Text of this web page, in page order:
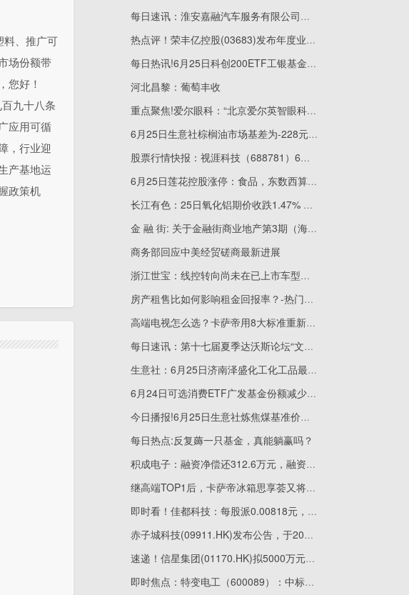
料、推广可
场份额带
您好！
九十八条
应用可循
，行业迎
产基地运
政策机
每日速讯：淮安嘉融汽车服务有限公司成立 注册资本50万人民币
热点评！荣丰亿控股(03683)发布年度业绩 股东应占亏损604.7万美元 同比收窄41.72%
每日热讯!6月25日科创200ETF工银基金份额减少300万份，重仓股长光华芯、腾景科技、炬光科技
河北昌黎：葡萄丰收
重点聚焦!爱尔眼科：“北京爱尔英智眼科医院迁址扩建项目”延期一年
6月25日生意社棕榈油市场基差为-228元/吨_速看
股票行情快报：视涯科技（688781）6月25日主力资金净卖出2256.08万元
6月25日莲花控股涨停：食品，东数西算/算力，OpenClaw概念概念热股
长江有色：25日氧化铝期价收跌1.47% 下游采购谨慎-热点评
金 融 街: 关于金融街商业地产第3期（海伦中心）资产支持专项计划成立的公告
商务部回应中美经贸磋商最新进展
浙江世宝：线控转向尚未在已上市车型中广泛应用
房产租售比如何影响租金回报率？-热门看点
高端电视怎么选？卡萨帝用8大标准重新定义好电视
每日速讯：第十七届夏季达沃斯论坛“文化之夜”精彩绽放
生意社：6月25日济南泽盛化工化工品最新价格_即时
6月24日可选消费ETF广发基金份额减少200万份，重仓股美的集团、比亚迪、格力电器
今日播报!6月25日生意社炼焦煤基准价为1911.25元/吨
每日热点:反复薅一只基金，真能躺赢吗？
积成电子：融资净偿还312.6万元，融资余额2.04亿元|每日看点
继高端TOP1后，卡萨帝冰箱思享荟又将全面升级
即时看！佳都科技：每股派0.00818元，股权登记日为6月29日
赤子城科技(09911.HK)发布公告，于2026年6月23日斥资198.07万港元回购24.6万股 当前热门
速递！信星集团(01170.HK)拟5000万元出售广东珠海物业
即时焦点：特变电工（600089）：中标中国电力工程顾问集团西北电力设计院有限公司采购项目，中标金额为1152.08万元